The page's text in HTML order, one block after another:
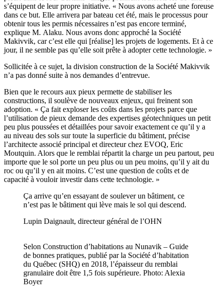
s’équipent de leur propre initiative. « Nous avons acheté une foreuse
dans ce but. Elle arrivera par bateau cet été, mais le processus pour
obtenir tous les permis nécessaires n’est pas encore terminé,
explique M. Alaku. Nous avons donc approché la Société
Makivvik, car c’est elle qui [réalise] les projets de logements. Et à ce
jour, il ne semble pas qu’elle soit prête à adopter cette technologie. »
Sollicitée à ce sujet, la division construction de la Société Makivvik
n’a pas donné suite à nos demandes d’entrevue.
Bien que le recours aux pieux permette de stabiliser les
constructions, il soulève de nouveaux enjeux, qui freinent son
adoption. « Ça fait exploser les coûts dans les projets parce que
l’utilisation de pieux demande des expertises géotechniques un petit
peu plus poussées et détaillées pour savoir exactement ce qu’il y a
au niveau des sols sur toute la superficie du bâtiment, précise
l’architecte associé principal et directeur chez EVOQ, Eric
Moutquin. Alors que le remblai répartit la charge un peu partout, peu
importe que le sol porte un peu plus ou un peu moins, qu’il y ait du
roc ou qu’il y en ait moins. C’est une question de coûts et de
capacité à vouloir investir dans cette technologie. »
Ça arrive qu’en essayant de soulever un bâtiment, ce
n’est pas le bâtiment qui lève mais le sol qui descend.
Lupin Daignault, directeur général de l’OHN
Selon Construction d’habitations au Nunavik – Guide
de bonnes pratiques, publié par la Société d’habitation
du Québec (SHQ) en 2018, l’épaisseur du remblai
granulaire doit être 1,5 fois supérieure. Photo: Alexia
Boyer